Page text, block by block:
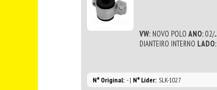
VW: NOVO POLO ANO:02/...
DIANTEIRO INTERNO LADO:
N° Original: - | N° Líder: SLK-1027